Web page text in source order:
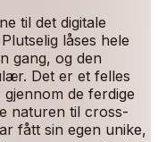
til det digitale
låses hele
gang, og den
Det er et felles
de ferdige
naturen til cross-
fått sin egen unike,